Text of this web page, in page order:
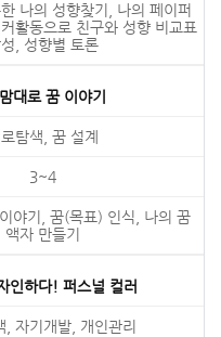
나의 성향찾기, 나의 페이퍼
활동으로 친구와 성향 비교표
, 성향별 토론
대로 꿈 이야기
탐색, 꿈 설계
3~4
야기, 꿈(목표) 인식, 나의 꿈
액자 만들기
인하다! 퍼스널 컬러
, 자기개발, 개인관리